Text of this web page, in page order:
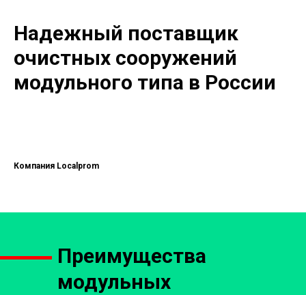
Надежный поставщик
очистных сооружений
модульного типа в России
Компания Localprom
Преимущества
модульных